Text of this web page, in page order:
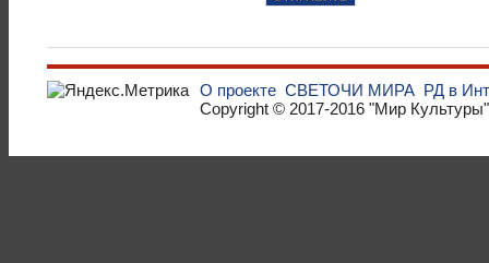
О проекте СВЕТОЧИ МИРА РД в
Copyright © 2017-2016 "Мир Культуры"